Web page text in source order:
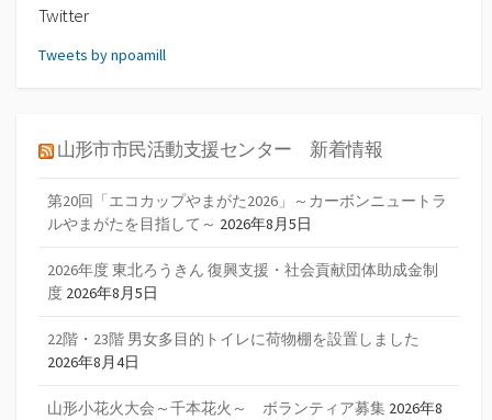
Twitter
Tweets by npoamill
山形市市民活動支援センター 新着情報
第20回「エコカップやまがた2026」～カーボンニュートラ
ルやまがたを目指して～ 2026年8月5日
2026年度 東北ろうきん 復興支援・社会貢献団体助成金制
度 2026年8月5日
22階・23階 男女多目的トイレに荷物棚を設置しました
2026年8月4日
山形小花火大会～千本花火～ ボランティア募集 2026年8